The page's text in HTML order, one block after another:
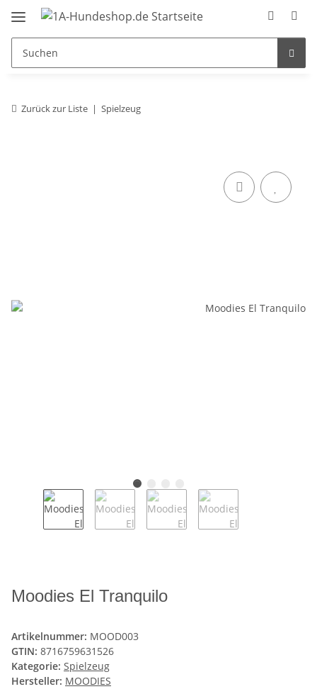
Zurück zur Liste Spielzeug
Moodies El Tranquilo
Artikelnummer: MOOD003
GTIN: 8716759631526
Kategorie: Spielzeug
Hersteller: MOODIES